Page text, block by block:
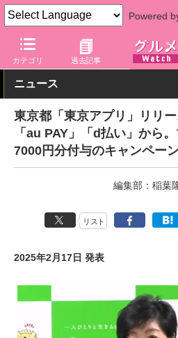
Powered
カテゴリ 過去記事
グルメ Watch 地域
ニュース
東京都「東京アプリ」リリ
「au PAY」「d払い」から
7000円分付与のキャンペー
編集部：稲葉
リスト
2025年2月17日 発表